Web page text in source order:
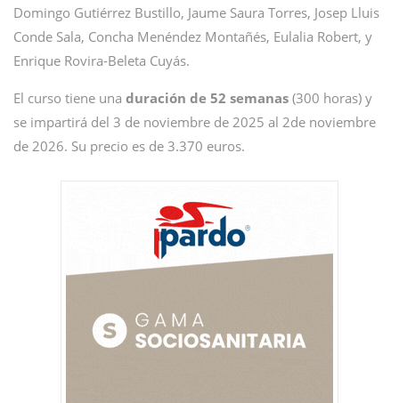
Domingo Gutiérrez Bustillo, Jaume Saura Torres, Josep Lluis
Conde Sala, Concha Menéndez Montañés, Eulalia Robert, y
Enrique Rovira-Beleta Cuyás.
El curso tiene una duración de 52 semanas (300 horas) y
se impartirá del 3 de noviembre de 2025 al 2de noviembre
de 2026. Su precio es de 3.370 euros.